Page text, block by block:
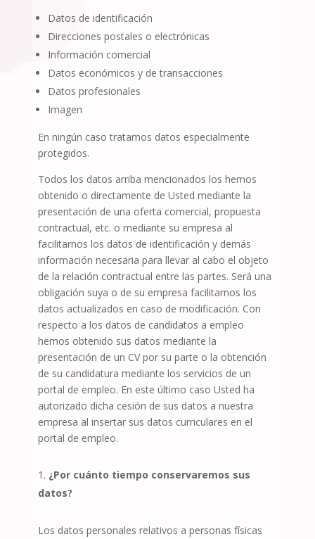
Datos de identificación
Direcciones postales o electrónicas
Información comercial
Datos económicos y de transacciones
Datos profesionales
Imagen
En ningún caso tratamos datos especialmente
protegidos.
Todos los datos arriba mencionados los hemos
obtenido o directamente de Usted mediante la
presentación de una oferta comercial, propuesta
contractual, etc. o mediante su empresa al
facilitarnos los datos de identificación y demás
información necesaria para llevar al cabo el objeto
de la relación contractual entre las partes. Será una
obligación suya o de su empresa facilitarnos los
datos actualizados en caso de modificación. Con
respecto a los datos de candidatos a empleo
hemos obtenido sus datos mediante la
presentación de un CV por su parte o la obtención
de su candidatura mediante los servicios de un
portal de empleo. En este último caso Usted ha
autorizado dicha cesión de sus datos a nuestra
empresa al insertar sus datos curriculares en el
portal de empleo.
¿Por cuánto tiempo conservaremos sus
datos?
Los datos personales relativos a personas físicas